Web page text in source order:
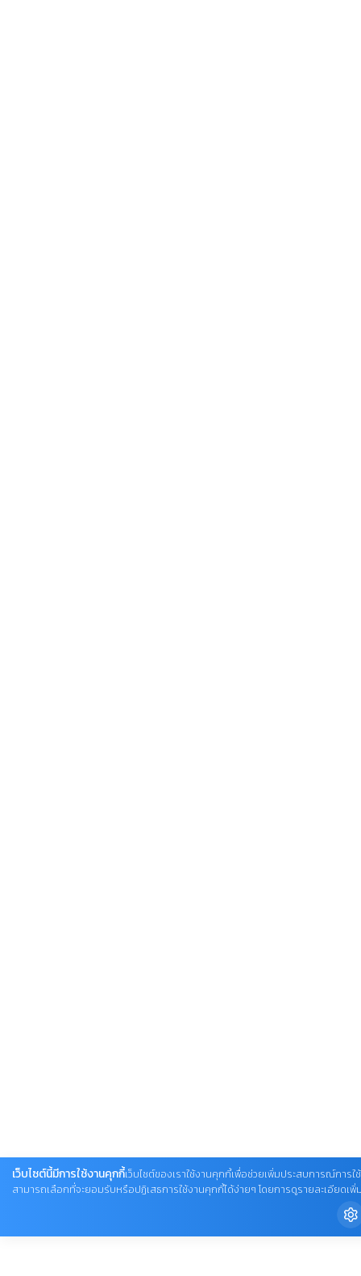
เว็บไซต์นี้มีการใช้งานคุกกี้เว็บไซต์ของเราใช้งานคุกกี้เพื่อช่วยเพิ่มประสบการณ์การ
สามารถเลือกที่จะยอมรับหรือปฏิเสธการใช้งานคุกกี้ได้ง่ายๆ โดยการดูรายละเอียดเพิ่